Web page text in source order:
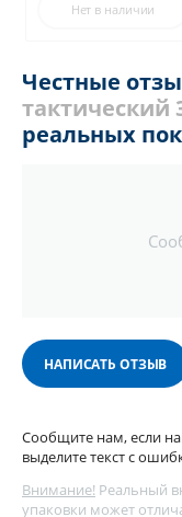
Нет в наличии
Честные
тактический
реальных
НАПИСАТЬ ОТЗЫВ
Сообщите нам, если
выделите текст с
Внимание! Реальный
упаковки может